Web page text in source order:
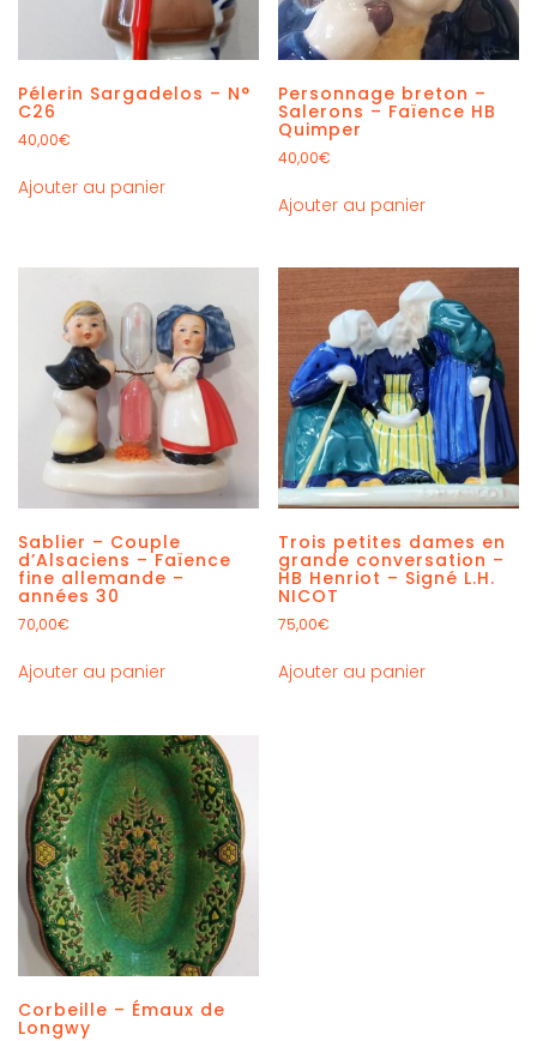
Pélerin Sargadelos – N°
C26
40,00€
Ajouter au panier
Personnage breton –
Salerons – Faïence HB
Quimper
40,00€
Ajouter au panier
Sablier – Couple
d’Alsaciens – Faïence
fine allemande –
années 30
70,00€
Ajouter au panier
Trois petites dames en
grande conversation –
HB Henriot – Signé L.H.
NICOT
75,00€
Ajouter au panier
Corbeille – Émaux de
Longwy